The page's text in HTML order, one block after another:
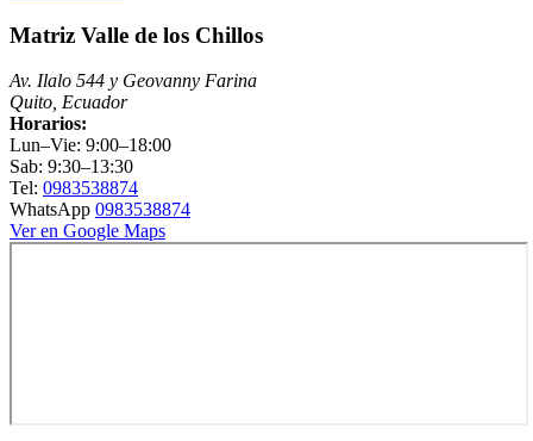
Matriz Valle de los Chillos
Av. Ilalo 544 y Geovanny Farina
Quito, Ecuador
Horarios:
Lun–Vie: 9:00–18:00
Sab: 9:30–13:30
Tel: 0983538874
WhatsApp 0983538874
Ver en Google Maps